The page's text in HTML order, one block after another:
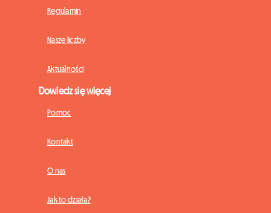
Regulamin
Nasze liczby
Aktualności
Dowiedz się więcej
Pomoc
Kontakt
O nas
Jak to działa?